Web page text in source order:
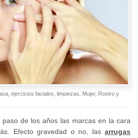
ejercicios faciales limpiezas Mujer, Rostro y
de los años las marcas en la cara
Efecto gravedad o no, las arrugas